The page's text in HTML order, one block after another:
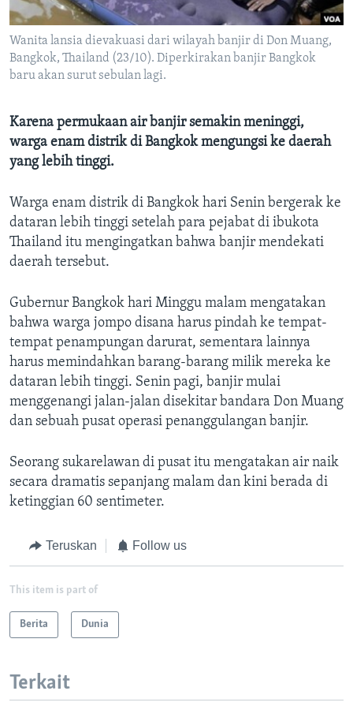
Wanita lansia dievakuasi dari wilayah banjir di Don Muang,
Bangkok, Thailand (23/10). Diperkirakan banjir Bangkok
baru akan surut sebulan lagi.
Karena permukaan air banjir semakin meninggi,
warga enam distrik di Bangkok mengungsi ke daerah
yang lebih tinggi.
Warga enam distrik di Bangkok hari Senin bergerak ke
dataran lebih tinggi setelah para pejabat di ibukota
Thailand itu mengingatkan bahwa banjir mendekati
daerah tersebut.
Gubernur Bangkok hari Minggu malam mengatakan
bahwa warga jompo disana harus pindah ke tempat-
tempat penampungan darurat, sementara lainnya
harus memindahkan barang-barang milik mereka ke
dataran lebih tinggi. Senin pagi, banjir mulai
menggenangi jalan-jalan disekitar bandara Don Muang
dan sebuah pusat operasi penanggulangan banjir.
Seorang sukarelawan di pusat itu mengatakan air naik
secara dramatis sepanjang malam dan kini berada di
ketinggian 60 sentimeter.
Teruskan Follow us
This item is part of
Berita Dunia
Terkait